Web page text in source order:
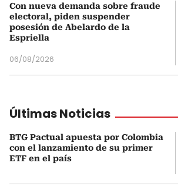
Con nueva demanda sobre fraude
electoral, piden suspender
posesión de Abelardo de la
Espriella
06/08/2026
Últimas Noticias
BTG Pactual apuesta por Colombia
con el lanzamiento de su primer
ETF en el país